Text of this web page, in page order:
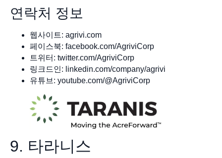
연락처 정보
웹사이트: agrivi.com
페이스북: facebook.com/AgriviCorp
트위터: twitter.com/AgriviCorp
링크드인: linkedin.com/company/agrivi
유튜브: youtube.com/@AgriviCorp
9. 타라니스